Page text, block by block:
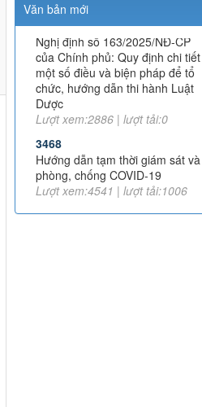
Văn bản mới
Nghị định số 163/2025/NĐ-CP
của Chính phủ: Quy định chi tiết
một số điều và biện pháp để tổ
chức, hướng dẫn thi hành Luật
Dược
Lượt xem:2886 | lượt tải:0
3468
phòng, chống COVID-19
Lượt xem:4541 | lượt tải:1006
TT-52/2017-BYT